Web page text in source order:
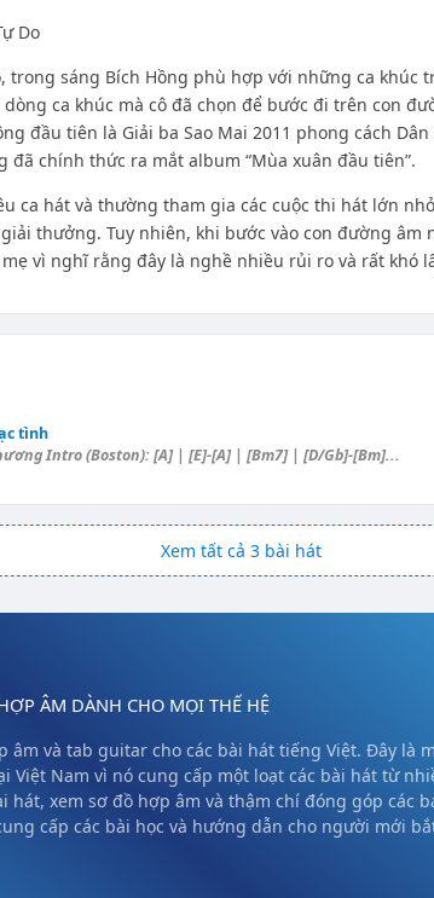
Do
trong sáng Bích Hồng phù hợp với những ca khúc
ca khúc mà cô đã chọn để bước đi trên con
đầu tiên là Giải ba Sao Mai 2011 phong cách
đã chính thức ra mắt album “Mùa xuân đầu tiên”.
ca hát và thường tham gia các cuộc thi hát lớn
thưởng. Tuy nhiên, khi bước vào con đường âm
vì nghĩ rằng đây là nghề nhiều rủi ro và rất khó
tình
Intro (Boston): [A] | [E]-[A] | [Bm7] | [D/Gb]-[Bm]...
Xem tất cả 3 bài hát
ÂM DÀNH CHO MỌI THẾ HỆ
âm và tab guitar cho các bài hát tiếng Việt. Đây là
Việt Nam vì nó cung cấp một loạt các bài hát từ
hát, xem sơ đồ hợp âm và thậm chí đóng góp các
cấp các bài học và hướng dẫn cho người mới